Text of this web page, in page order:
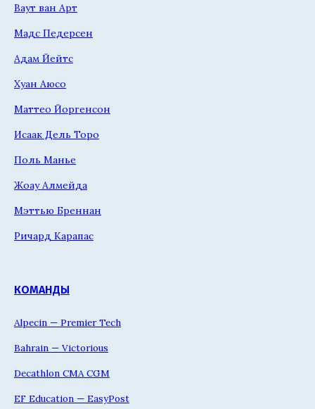
Ваут ван Арт
Мадс Педерсен
Адам Йейтс
Хуан Аюсо
Маттео Йоргенсон
Исаак Дель Торо
Поль Манье
Жоау Алмейда
Мэттью Бреннан
Ричард Карапас
КОМАНДЫ
Alpecin — Premier Tech
Bahrain — Victorious
Decathlon CMA CGM
EF Education — EasyPost